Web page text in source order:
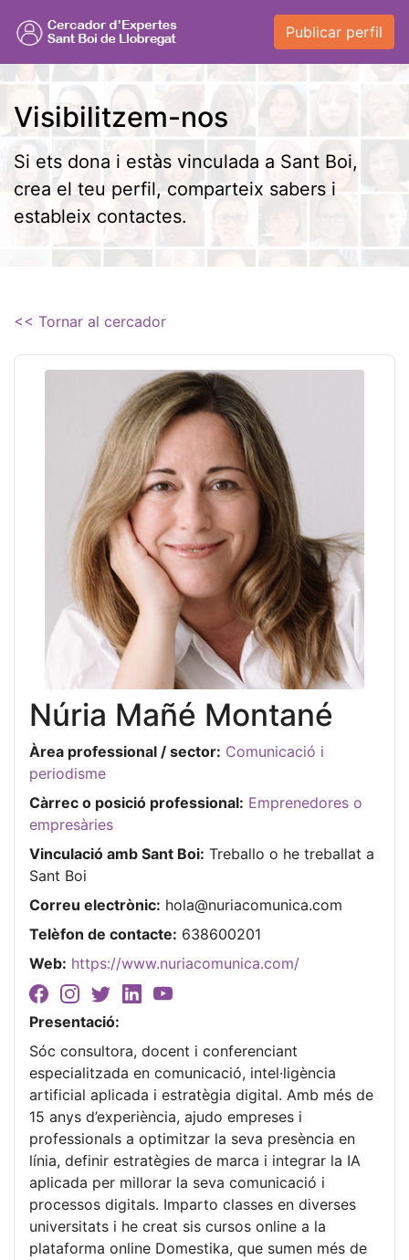
Publicar perfil
Visibilitzem-nos
Si ets dona i estàs vinculada a Sant Boi,
crea el teu perfil, comparteix sabers i
estableix contactes.
<< Tornar al cercador
Núria Mañé Montané
Àrea professional / sector: Comunicació i
periodisme
Càrrec o posició professional: Emprenedores o
empresàries
Vinculació amb Sant Boi: Treballo o he treballat a
Sant Boi
Correu electrònic: hola@nuriacomunica.com
Telèfon de contacte: 638600201
Web: https://www.nuriacomunica.com/
Presentació:
Sóc consultora, docent i conferenciant
especialitzada en comunicació, intel·ligència
artificial aplicada i estratègia digital. Amb més de
15 anys d’experiència, ajudo empreses i
professionals a optimitzar la seva presència en
línia, definir estratègies de marca i integrar la IA
aplicada per millorar la seva comunicació i
processos digitals. Imparto classes en diverses
universitats i he creat sis cursos online a la
plataforma online Domestika, que sumen més de